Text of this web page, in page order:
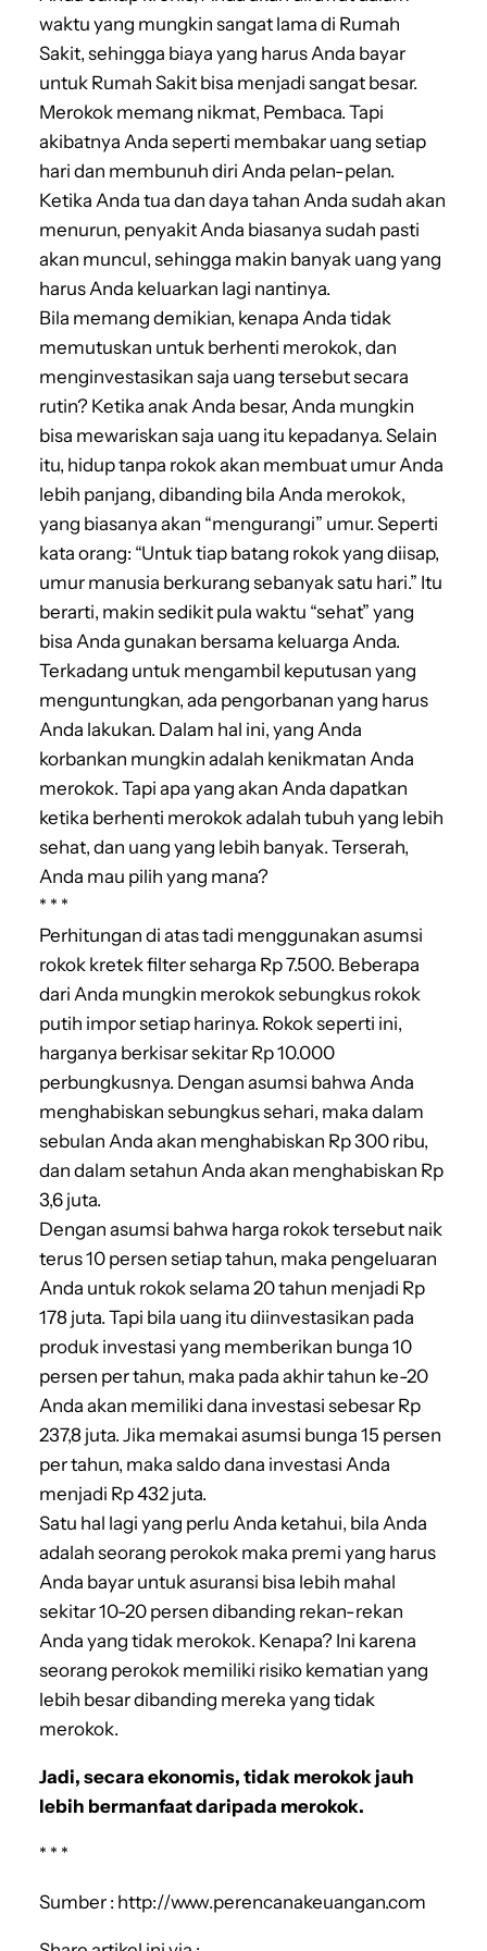
waktu yang mungkin sangat lama di Rumah
Sakit, sehingga biaya yang harus Anda bayar
untuk Rumah Sakit bisa menjadi sangat besar.
Merokok memang nikmat, Pembaca. Tapi
akibatnya Anda seperti membakar uang setiap
hari dan membunuh diri Anda pelan-pelan.
Ketika Anda tua dan daya tahan Anda sudah akan
menurun, penyakit Anda biasanya sudah pasti
akan muncul, sehingga makin banyak uang yang
harus Anda keluarkan lagi nantinya.
Bila memang demikian, kenapa Anda tidak
memutuskan untuk berhenti merokok, dan
menginvestasikan saja uang tersebut secara
rutin? Ketika anak Anda besar, Anda mungkin
bisa mewariskan saja uang itu kepadanya. Selain
itu, hidup tanpa rokok akan membuat umur Anda
lebih panjang, dibanding bila Anda merokok,
yang biasanya akan “mengurangi” umur. Seperti
kata orang: “Untuk tiap batang rokok yang diisap,
umur manusia berkurang sebanyak satu hari.” Itu
berarti, makin sedikit pula waktu “sehat” yang
bisa Anda gunakan bersama keluarga Anda.
Terkadang untuk mengambil keputusan yang
menguntungkan, ada pengorbanan yang harus
Anda lakukan. Dalam hal ini, yang Anda
korbankan mungkin adalah kenikmatan Anda
merokok. Tapi apa yang akan Anda dapatkan
ketika berhenti merokok adalah tubuh yang lebih
sehat, dan uang yang lebih banyak. Terserah,
Anda mau pilih yang mana?
* * *
Perhitungan di atas tadi menggunakan asumsi
rokok kretek filter seharga Rp 7.500. Beberapa
dari Anda mungkin merokok sebungkus rokok
putih impor setiap harinya. Rokok seperti ini,
harganya berkisar sekitar Rp 10.000
perbungkusnya. Dengan asumsi bahwa Anda
menghabiskan sebungkus sehari, maka dalam
sebulan Anda akan menghabiskan Rp 300 ribu,
dan dalam setahun Anda akan menghabiskan Rp
3,6 juta.
Dengan asumsi bahwa harga rokok tersebut naik
terus 10 persen setiap tahun, maka pengeluaran
Anda untuk rokok selama 20 tahun menjadi Rp
178 juta. Tapi bila uang itu diinvestasikan pada
produk investasi yang memberikan bunga 10
persen per tahun, maka pada akhir tahun ke-20
Anda akan memiliki dana investasi sebesar Rp
237,8 juta. Jika memakai asumsi bunga 15 persen
per tahun, maka saldo dana investasi Anda
menjadi Rp 432 juta.
Satu hal lagi yang perlu Anda ketahui, bila Anda
adalah seorang perokok maka premi yang harus
Anda bayar untuk asuransi bisa lebih mahal
sekitar 10-20 persen dibanding rekan-rekan
Anda yang tidak merokok. Kenapa? Ini karena
seorang perokok memiliki risiko kematian yang
lebih besar dibanding mereka yang tidak
merokok.
Jadi, secara ekonomis, tidak merokok jauh
lebih bermanfaat daripada merokok.
* * *
Sumber : http://www.perencanakeuangan.com